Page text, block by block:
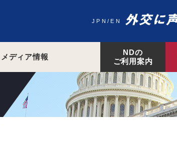
JPN EN
メディア情報
NDの
ご利用案内